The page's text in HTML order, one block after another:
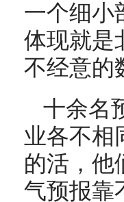
一个细小
体现就是
不经意的
十余名
业各不相
的活，他
气预报靠